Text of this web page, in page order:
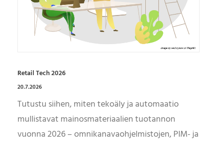
Retail Tech 2026
20.7.2026
Tutustu siihen, miten tekoäly ja automaatio
mullistavat mainosmateriaalien tuotannon
vuonna 2026 – omnikanavaohjelmistojen, PIM- ja